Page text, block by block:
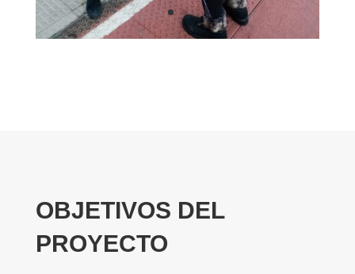
OBJETIVOS DEL
PROYECTO